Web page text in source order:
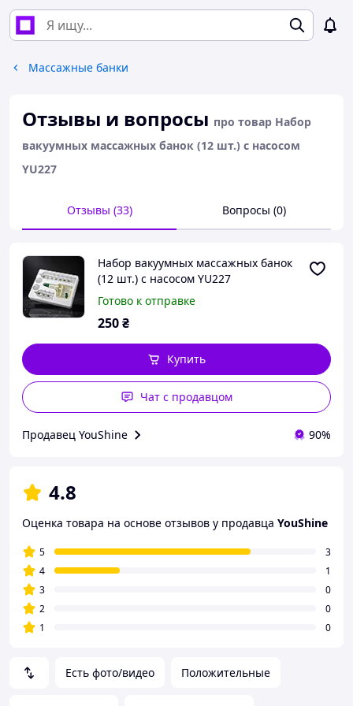
Массажные банки
Отзывы и вопросы про товар Набор
вакуумных массажных банок (12 шт.) с насосом
YU227
Отзывы (33) Вопросы (0)
Есть фото/видео Положительные
Набор вакуумных массажных банок
(12 шт.) с насосом YU227
Готово к отправке
250₴
Купить
Чат с продавцом
Продавец YouShine 90%
4.8
Оценка товара на основе отзывов у продавца YouShine
5
3
4
1
3
0
2
0
1
0